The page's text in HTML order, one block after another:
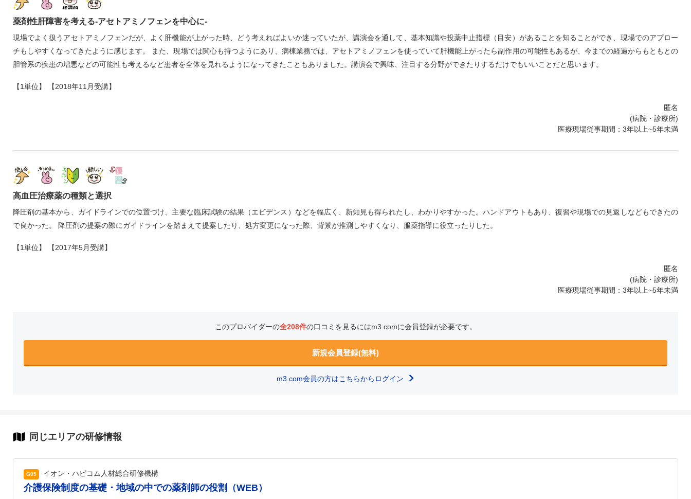
薬剤性肝障害を考える‐アセトアミノフェンを中心に‐
現場でよく扱うアセトアミノフェンだが、よく肝機能が上がった時、どう考えればよいか迷っていたが、講演会を通して、基本知識や投薬中止指標（目安）があることを知ることができ、現場でのアプロー
チもしやすくなってきたように感じます。 また、現場では関心も持つようにあり、病棟業務では、アセトアミノフェンを使っていて肝機能上がったら副作用の可能性もあるが、今までの経過からもともとの
胆管系の疾患の増悪などの可能性も考えるなど患者を全体を見れるようになってきたこともありました。講演会で興味、注目する分野ができたりするだけでもいいことだと思います。
【1単位】 【2018年11月受講】
匿名
(病院・診療所)
医療現場従事期間：3年以上~5年未満
高血圧治療薬の種類と選択
降圧剤の基本から、ガイドラインでの位置づけ、主要な臨床試験の結果（エビデンス）などを幅広く、新知見も得られたし、わかりやすかった。ハンドアウトもあり、復習や現場での見返しなどもできたの
で良かった。 降圧剤の提案の際にガイドラインを踏まえて提案したり、処方変更になった際、背景が推測しやすくなり、服薬指導に役立ったりした。
【1単位】 【2017年5月受講】
匿名
(病院・診療所)
医療現場従事期間：3年以上~5年未満
このプロバイダーの全208件の口コミを見るにはm3.comに会員登録が必要です。
新規会員登録(無料)
m3.com会員の方はこちらからログイン
同じエリアの研修情報
G05 イオン・ハピコム人材総合研修機構
介護保険制度の基礎・地域の中での薬剤師の役割（WEB）